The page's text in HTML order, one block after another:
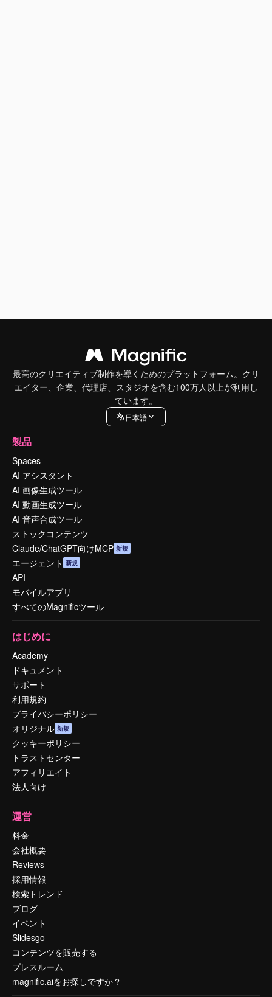
最高のクリエイティブ制作を導くためのプラットフォーム。クリ
エイター、企業、代理店、スタジオを含む100万人以上が利用し
ています。
日本語
製品
Spaces
AI アシスタント
AI 画像生成ツール
AI 動画生成ツール
AI 音声合成ツール
ストックコンテンツ
Claude/ChatGPT向けMCP 新規
エージェント 新規
API
モバイルアプリ
すべてのMagnificツール
はじめに
Academy
ドキュメント
サポート
利用規約
プライバシーポリシー
オリジナル 新規
クッキーポリシー
トラストセンター
アフィリエイト
法人向け
運営
料金
会社概要
Reviews
採用情報
検索トレンド
ブログ
イベント
Slidesgo
コンテンツを販売する
プレスルーム
magnific.aiをお探しですか？